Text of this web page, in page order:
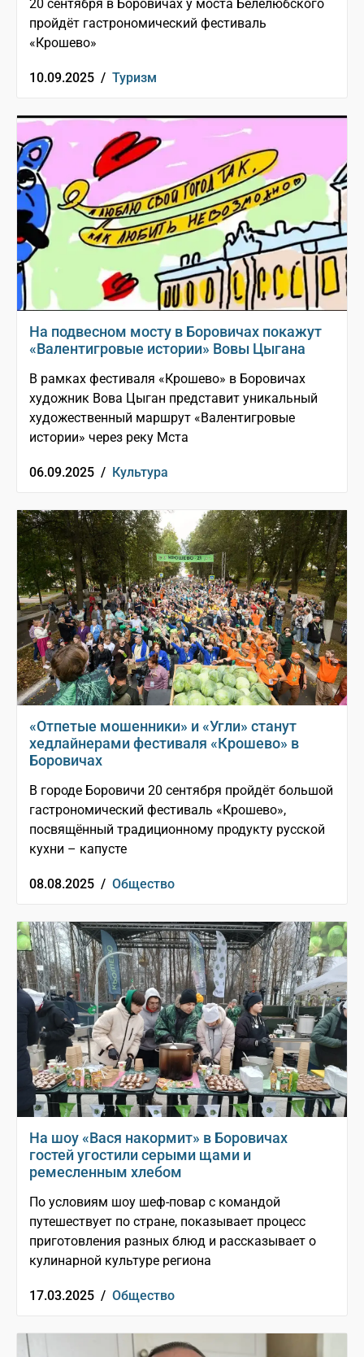
20 сентября в Боровичах у моста Белелюбского
пройдёт гастрономический фестиваль
«Крошево»
10.09.2025 / Туризм
На подвесном мосту в Боровичах покажут
«Валентигровые истории» Вовы Цыгана
В рамках фестиваля «Крошево» в Боровичах
художник Вова Цыган представит уникальный
художественный маршрут «Валентигровые
истории» через реку Мста
06.09.2025 / Культура
«Отпетые мошенники» и «Угли» станут
хедлайнерами фестиваля «Крошево» в
Боровичах
В городе Боровичи 20 сентября пройдёт большой
гастрономический фестиваль «Крошево»,
посвящённый традиционному продукту русской
кухни – капусте
08.08.2025 / Общество
На шоу «Вася накормит» в Боровичах
гостей угостили серыми щами и
ремесленным хлебом
По условиям шоу шеф-повар с командой
путешествует по стране, показывает процесс
приготовления разных блюд и рассказывает о
кулинарной культуре региона
17.03.2025 / Общество